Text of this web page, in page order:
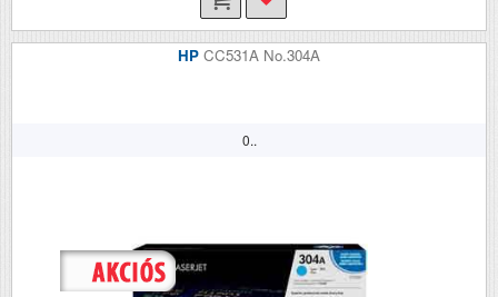
HP CC531A No.304A
0..